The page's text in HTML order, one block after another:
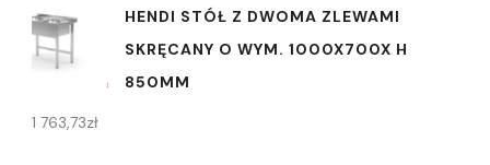
HENDI STÓŁ Z DWOMA ZLEWAMI
SKRĘCANY O WYM. 1000X700X H
850MM
1 763,73zł